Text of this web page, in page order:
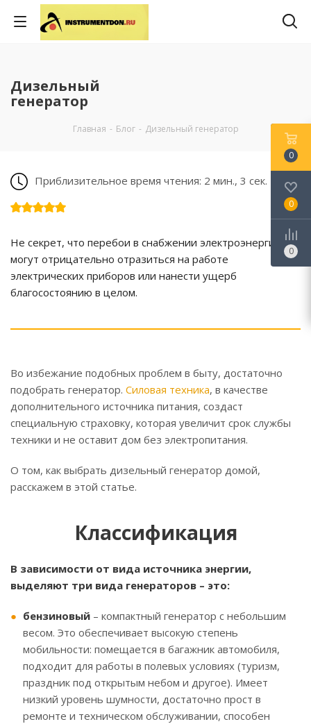
Дизельный
генератор
Главная - Блог - Дизельный генератор
Приблизительное время чтения: 2 мин., 3 сек.
Не секрет, что перебои в снабжении электроэнергии
могут отрицательно отразиться на работе
электрических приборов или нанести ущерб
благосостоянию в целом.
Во избежание подобных проблем в быту, достаточно
подобрать генератор. Силовая техника, в качестве
дополнительного источника питания, создаст
специальную страховку, которая увеличит срок службы
техники и не оставит дом без электропитания.
О том, как выбрать дизельный генератор домой,
расскажем в этой статье.
Классификация
В зависимости от вида источника энергии,
выделяют три вида генераторов – это:
бензиновый – компактный генератор с небольшим
весом. Это обеспечивает высокую степень
мобильности: помещается в багажник автомобиля,
подходит для работы в полевых условиях (туризм,
праздник под открытым небом и другое). Имеет
низкий уровень шумности, достаточно прост в
ремонте и техническом обслуживании, способен
0
0
0